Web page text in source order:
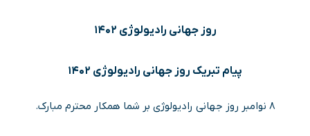
روز جهانی رادیولوژی ۱۴۰۲
پیام تبریک روز جهانی رادیولوژی ۱۴۰۲
۸ نوامبر روز جهانی رادیولوژی بر شما همکار محترم مبارک.